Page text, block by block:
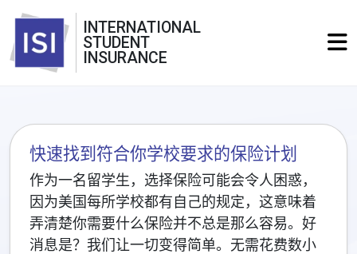
INTERNATIONAL
STUDENT
INSURANCE
快速找到符合你学校要求的保险计划
作为一名留学生，选择保险可能会令人困惑，
因为美国每所学校都有自己的规定，这意味着
弄清楚你需要什么保险并不总是那么容易。好
消息是？我们让一切变得简单。无需花费数小